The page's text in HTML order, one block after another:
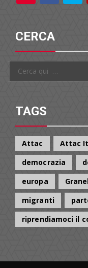
CERCA
Cerca
TAGS
Attac Attac
democrazia
europa
migranti
riprendiamoci il